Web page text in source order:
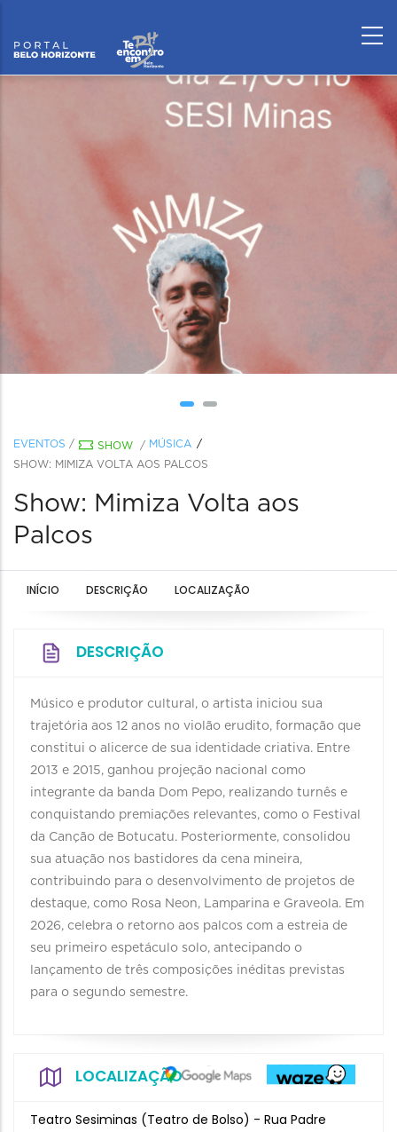
EVENTOS / SHOW / MÚSICA
SHOW: MIMIZA VOLTA AOS PALCOS
Show: Mimiza Volta aos
Palcos
INÍCIO DESCRIÇÃO LOCALIZAÇÃO
DESCRIÇÃO
Músico e produtor cultural, o artista iniciou sua
trajetória aos 12 anos no violão erudito, formação que
constitui o alicerce de sua identidade criativa. Entre
2013 e 2015, ganhou projeção nacional como
integrante da banda Dom Pepo, realizando turnês e
conquistando premiações relevantes, como o Festival
da Canção de Botucatu. Posteriormente, consolidou
sua atuação nos bastidores da cena mineira,
contribuindo para o desenvolvimento de projetos de
destaque, como Rosa Neon, Lamparina e Graveola. Em
2026, celebra o retorno aos palcos com a estreia de
seu primeiro espetáculo solo, antecipando o
lançamento de três composições inéditas previstas
para o segundo semestre.
LOCALIZAÇÃO
Teatro Sesiminas (Teatro de Bolso) - Rua Padre